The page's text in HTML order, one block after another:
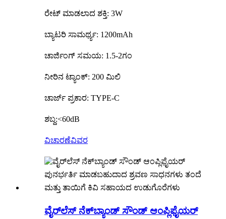
ರೇಟ್ ಮಾಡಲಾದ ಶಕ್ತಿ: 3W
ಬ್ಯಾಟರಿ ಸಾಮರ್ಥ್ಯ: 1200mAh
ಚಾರ್ಜಿಂಗ್ ಸಮಯ: 1.5-2ಗಂ
ನೀರಿನ ಟ್ಯಾಂಕ್: 200 ಮಿಲಿ
ಚಾರ್ಜ್ ಪ್ರಕಾರ: TYPE-C
ಶಬ್ದ:<60dB
ವಿಚಾರಣೆವಿವರ
ವೈರ್‌ಲೆಸ್ ನೆಕ್‌ಬ್ಯಾಂಡ್ ಸೌಂಡ್ ಆಂಪ್ಲಿಫೈಯರ್